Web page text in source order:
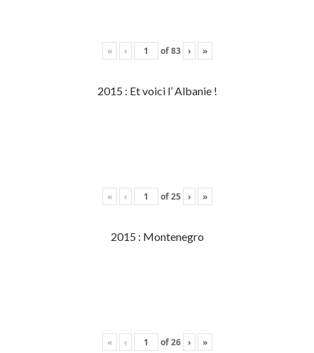
« ‹ of83 › »
2015 : Et voici l’ Albanie !
« ‹ of25 › »
2015 : Montenegro
« ‹ of26 › »